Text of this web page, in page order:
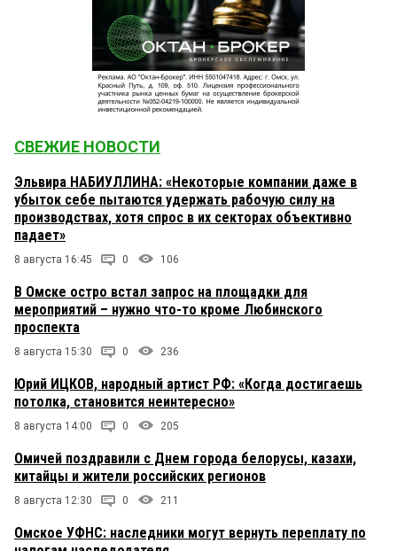
СВЕЖИЕ НОВОСТИ
Эльвира НАБИУЛЛИНА: «Некоторые компании даже в
убыток себе пытаются удержать рабочую силу на
производствах, хотя спрос в их секторах объективно
падает»
8 августа 16:45 0 106
В Омске остро встал запрос на площадки для
мероприятий – нужно что-то кроме Любинского
проспекта
8 августа 15:30 0 236
Юрий ИЦКОВ, народный артист РФ: «Когда достигаешь
потолка, становится неинтересно»
8 августа 14:00 0 205
Омичей поздравили с Днем города белорусы, казахи,
китайцы и жители российских регионов
8 августа 12:30 0 211
Омское УФНС: наследники могут вернуть переплату по